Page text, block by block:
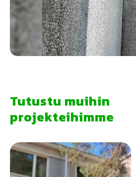
Tutustu muihin
projekteihimme